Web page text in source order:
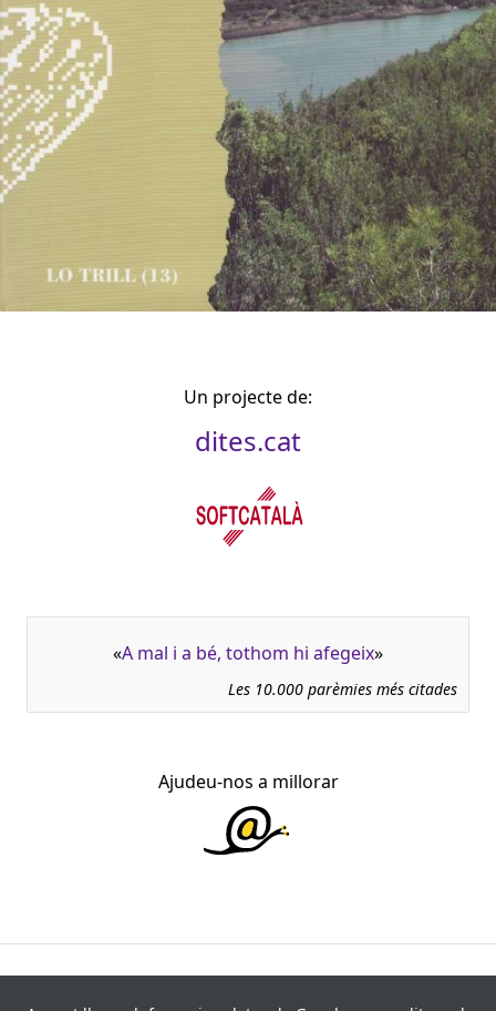
Un projecte de:
dites.cat
«A mal i a bé, tothom hi afegeix»
Les 10.000 parèmies més citades
Ajudeu-nos a millorar